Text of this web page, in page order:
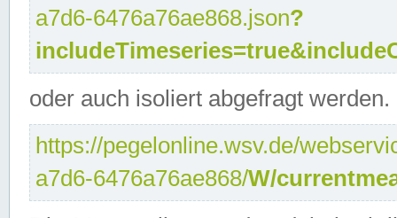
a7d6-6476a76ae868.json?
oder auch isoliert abgefragt werden.
https://pegelonline.wsv.de/
a7d6-6476a76ae868/W/